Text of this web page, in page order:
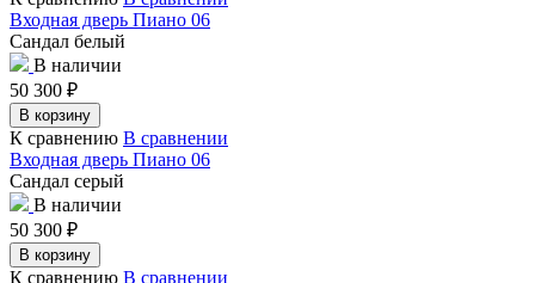
Входная дверь Пиано 06
Сандал белый
В наличии
50 300 ₽
В корзину
К сравнению В сравнении
Входная дверь Пиано 06
Сандал серый
В наличии
50 300 ₽
В корзину
К сравнению В сравнении